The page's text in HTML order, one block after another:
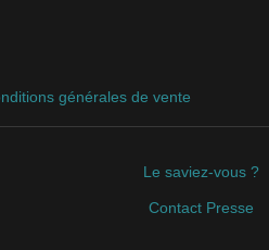
générales de vente
Le saviez-vous ?
Contact Presse